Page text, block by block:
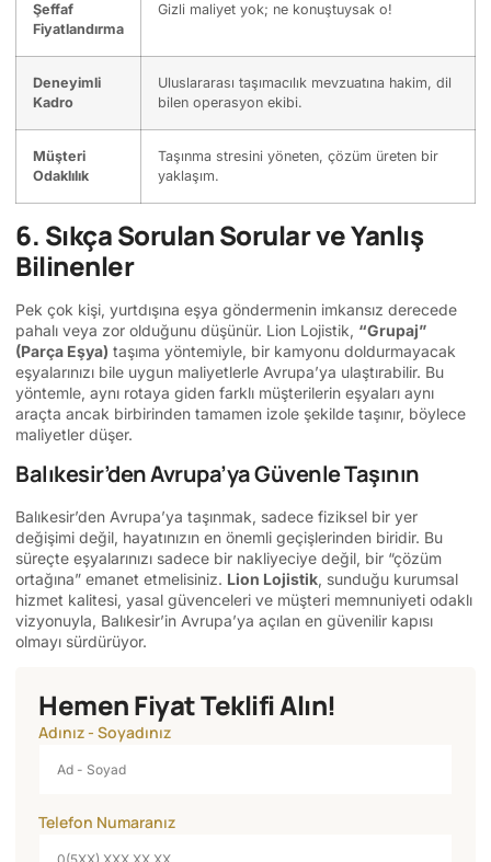
Şeffaf
Fiyatlandırma
Gizli maliyet yok; ne konuştuysak o!
Deneyimli
Kadro
Uluslararası taşımacılık mevzuatına hakim, dil
bilen operasyon ekibi.
Müşteri
Odaklılık
Taşınma stresini yöneten, çözüm üreten bir
yaklaşım.
6. Sıkça Sorulan Sorular ve Yanlış
Bilinenler
Pek çok kişi, yurtdışına eşya göndermenin imkansız derecede
pahalı veya zor olduğunu düşünür. Lion Lojistik, “Grupaj”
(Parça Eşya) taşıma yöntemiyle, bir kamyonu doldurmayacak
eşyalarınızı bile uygun maliyetlerle Avrupa’ya ulaştırabilir. Bu
yöntemle, aynı rotaya giden farklı müşterilerin eşyaları aynı
araçta ancak birbirinden tamamen izole şekilde taşınır, böylece
maliyetler düşer.
Balıkesir’den Avrupa’ya Güvenle Taşının
Balıkesir’den Avrupa’ya taşınmak, sadece fiziksel bir yer
değişimi değil, hayatınızın en önemli geçişlerinden biridir. Bu
süreçte eşyalarınızı sadece bir nakliyeciye değil, bir “çözüm
ortağına” emanet etmelisiniz. Lion Lojistik, sunduğu kurumsal
hizmet kalitesi, yasal güvenceleri ve müşteri memnuniyeti odaklı
vizyonuyla, Balıkesir’in Avrupa’ya açılan en güvenilir kapısı
olmayı sürdürüyor.
Hemen Fiyat Teklifi Alın!
Adınız - Soyadınız
Telefon Numaranız